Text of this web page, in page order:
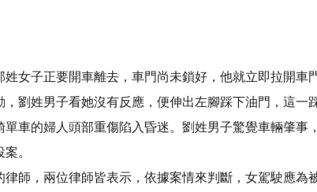
女子正要開車離去，車門尚未鎖好，他就立即拉開車
劉姓男子看她沒有反應，便伸出左腳踩下油門，這一
車的婦人頭部重傷陷入昏迷。劉姓男子驚覺車輛肇事
。
師，兩位律師皆表示，依據案情來判斷，女駕駛應為